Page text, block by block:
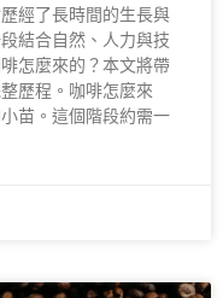
經了長時間的生長與
結合自然、人力與技
怎麼來的？本文將帶
歷程。咖啡怎麼來
苗。這個階段約需一